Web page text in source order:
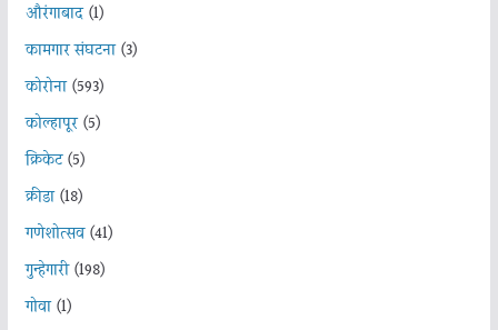
औरंगाबाद(1)
कामगार संघटना(3)
कोरोना(593)
कोल्हापूर(5)
क्रिकेट(5)
क्रीडा(18)
गणेशोत्सव(41)
गुन्हेगारी(198)
गोवा(1)